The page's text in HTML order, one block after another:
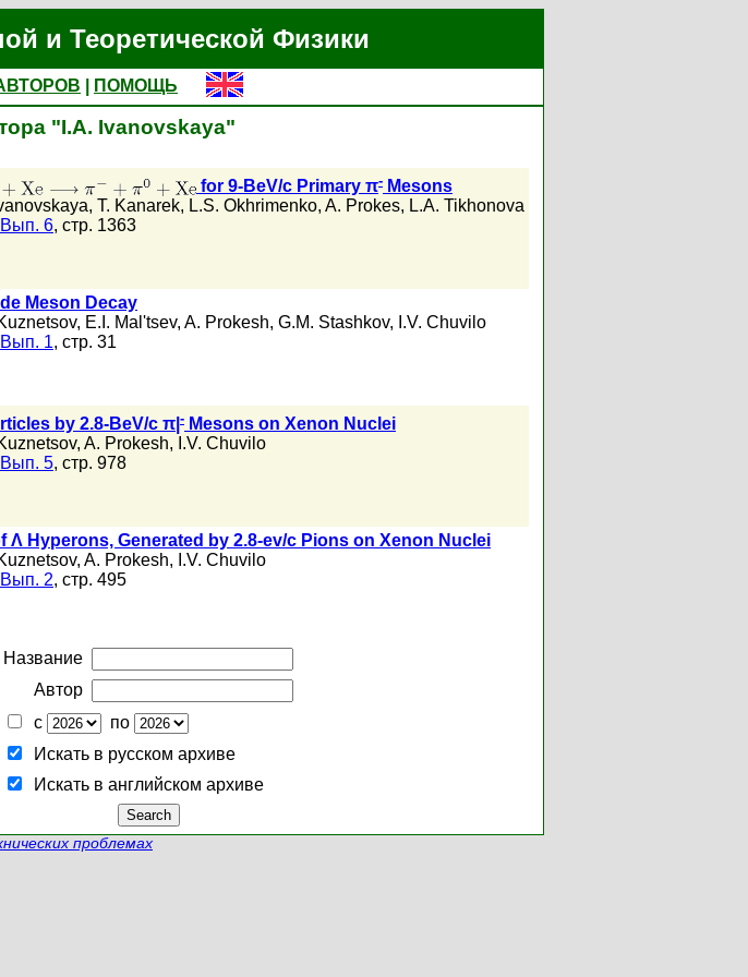
и Теоретической Физики
ПОМОЩЬ
"I.A. Ivanovskaya"
for 9-BeV/c Primary π- Mesons
, T. Kanarek, L.S. Okhrimenko, A. Prokes, L.A. Tikhonova
Вып. 6, стр. 1363
Meson Decay
, E.I. Mal'tsev, A. Prokesh, G.M. Stashkov, I.V. Chuvilo
Вып. 1, стр. 31
by 2.8-BeV/c π| - Mesons on Xenon Nuclei
, A. Prokesh, I.V. Chuvilo
Вып. 5, стр. 978
Λ Hyperons, Generated by 2.8-ev/c Pions on Xenon Nuclei
, A. Prokesh, I.V. Chuvilo
Вып. 2, стр. 495
Название
Автор
с
по
Искать в русском архиве
Искать в английском архиве
проблемах